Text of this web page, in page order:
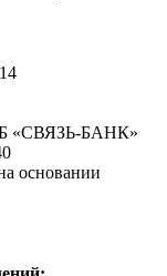
БАНК»
основании